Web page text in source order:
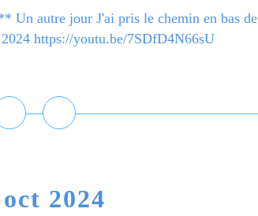
Un autre jour J'ai pris le chemin en bas de
https://youtu.be/7SDfD4N66sU
2024